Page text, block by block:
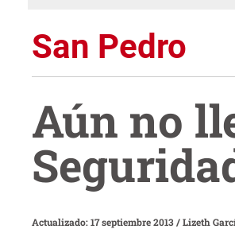
San Pedro
Aún no
Actualizado: 17 septiembre 2013/Lizeth